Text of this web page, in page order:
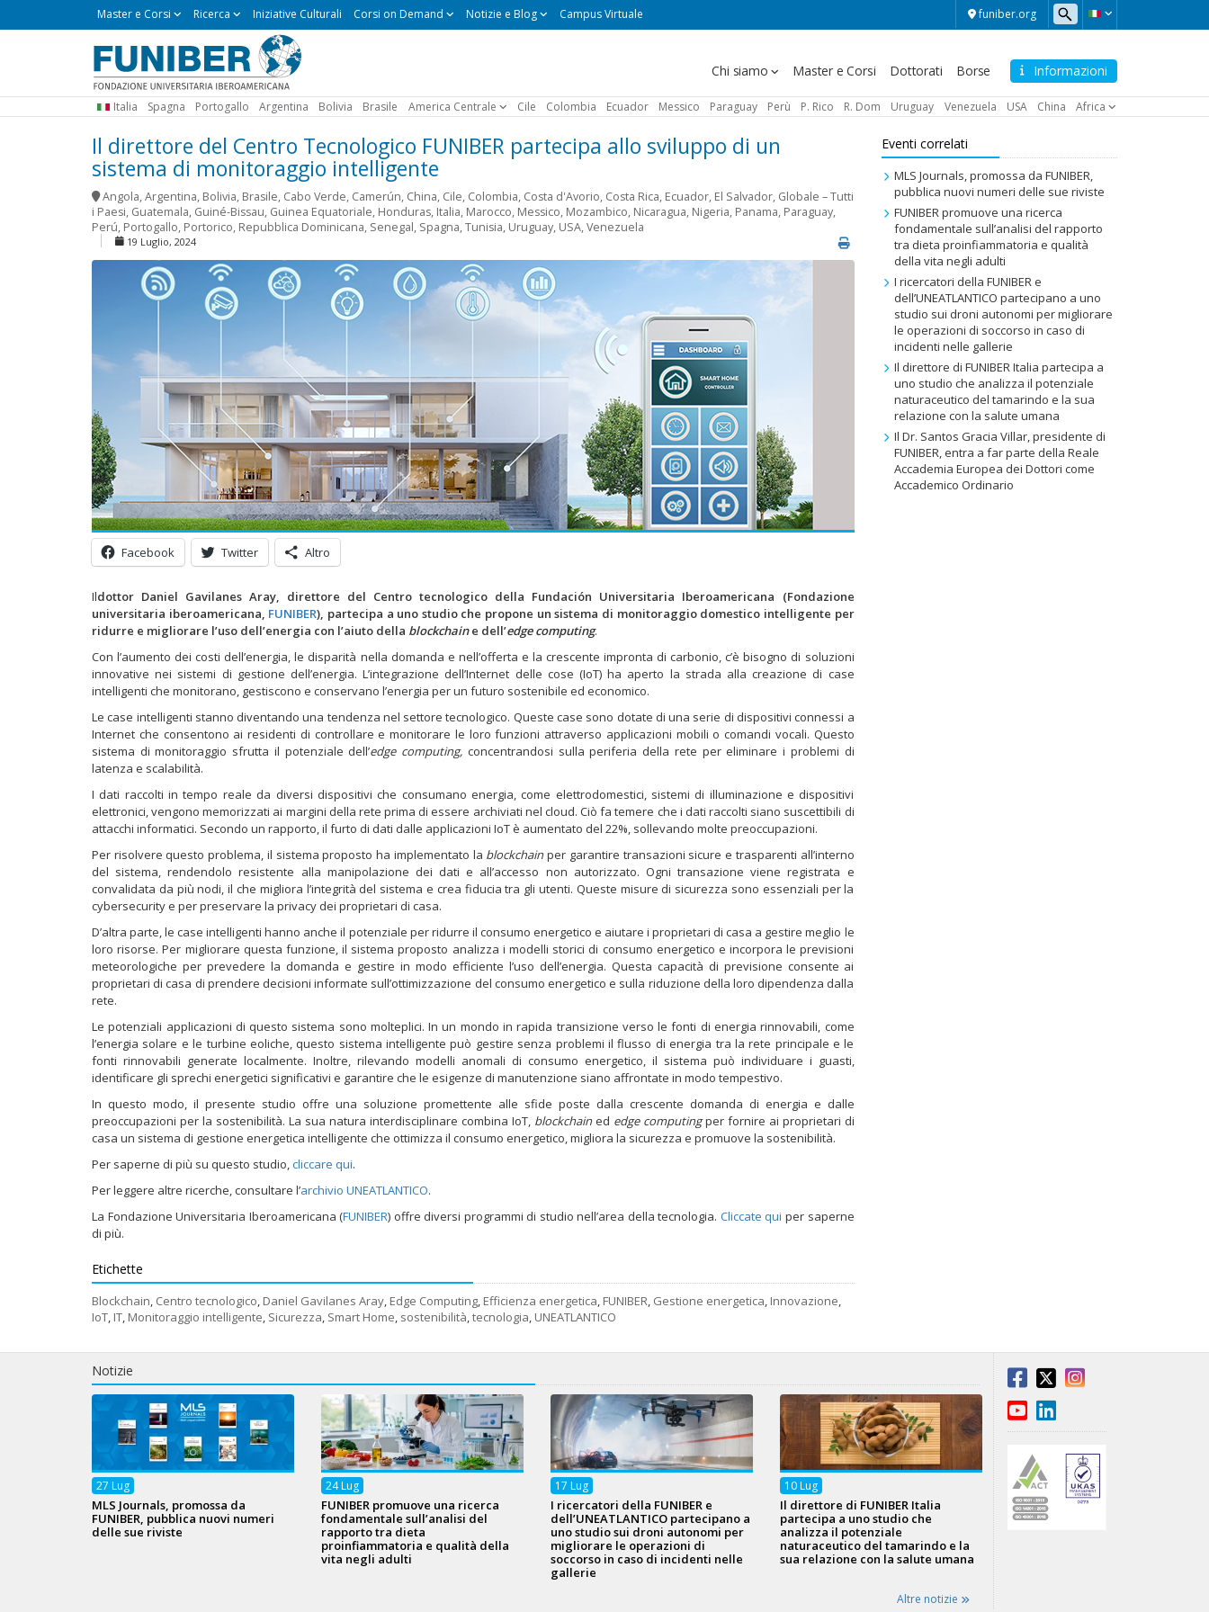
funiber.org
Master
Master e Corsi Ricerca Iniziative Culturali Corsi on Demand Notizie e Blog Campus Virtuale
Informazioni
Navegación
Chi siamo Master e Corsi Dottorati Borse
Italia Spagna Portogallo Argentina Bolivia Brasile America Centrale Cile Colombia Ecuador Messico Paraguay Perù P. Rico R. Dom Uruguay Venezuela USA China Africa
Il direttore del Centro Tecnologico FUNIBER partecipa allo sviluppo di un
sistema di monitoraggio intelligente
Angola,Argentina, Bolivia, Brasile, Cabo Verde, Camerún, China, Cile, Colombia, Costa d'Avorio, Costa Rica, Ecuador, El Salvador, Globale – Tutti
i Paesi, Guatemala, Guiné-Bissau, Guinea Equatoriale, Honduras, Italia, Marocco, Messico, Mozambico, Nicaragua, Nigeria, Panama, Paraguay,
Perú, Portogallo, Portorico, Repubblica Dominicana, Senegal, Spagna,Tunisia, Uruguay, USA,Venezuela
19 Luglio, 2024
Facebook Twitter Altro
Ildottor Daniel Gavilanes Aray, direttore del Centro tecnologico della Fundación Universitaria Iberoamericana (Fondazione
universitaria iberoamericana, FUNIBER), partecipa a uno studio che propone un sistema di monitoraggio domestico intelligente per
ridurre e migliorare l’uso dell’energia con l’aiuto della blockchaine dell’edge computing.
Con l’aumento dei costi dell’energia, le disparità nella domanda e nell’offerta e la crescente impronta di carbonio, c’è bisogno di soluzioni
innovative nei sistemi di gestione dell’energia. L’integrazione dell’Internet delle cose (IoT) ha aperto la strada alla creazione di case
intelligenti che monitorano, gestiscono e conservano l’energia per un futuro sostenibile ed economico.
Le case intelligenti stanno diventando una tendenza nel settore tecnologico. Queste case sono dotate di una serie di dispositivi connessi a
Internet che consentono ai residenti di controllare e monitorare le loro funzioni attraverso applicazioni mobili o comandi vocali. Questo
sistema di monitoraggio sfrutta il potenziale dell’edge computing, concentrandosi sulla periferia della rete per eliminare i problemi di
latenza e scalabilità.
I dati raccolti in tempo reale da diversi dispositivi che consumano energia, come elettrodomestici, sistemi di illuminazione e dispositivi
elettronici, vengono memorizzati ai margini della rete prima di essere archiviati nel cloud. Ciò fa temere che i dati raccolti siano suscettibili di
attacchi informatici. Secondo un rapporto, il furto di dati dalle applicazioni IoT è aumentato del 22%, sollevando molte preoccupazioni.
Per risolvere questo problema, il sistema proposto ha implementato la blockchainper garantire transazioni sicure e trasparenti all’interno
del sistema, rendendolo resistente alla manipolazione dei dati e all’accesso non autorizzato. Ogni transazione viene registrata e
convalidata da più nodi, il che migliora l’integrità del sistema e crea fiducia tra gli utenti. Queste misure di sicurezza sono essenziali per la
cybersecurity e per preservare la privacy dei proprietari di casa.
D’altra parte, le case intelligenti hanno anche il potenziale per ridurre il consumo energetico e aiutare i proprietari di casa a gestire meglio le
loro risorse. Per migliorare questa funzione, il sistema proposto analizza i modelli storici di consumo energetico e incorpora le previsioni
meteorologiche per prevedere la domanda e gestire in modo efficiente l’uso dell’energia. Questa capacità di previsione consente ai
proprietari di casa di prendere decisioni informate sull’ottimizzazione del consumo energetico e sulla riduzione della loro dipendenza dalla
rete.
Le potenziali applicazioni di questo sistema sono molteplici. In un mondo in rapida transizione verso le fonti di energia rinnovabili, come
l’energia solare e le turbine eoliche, questo sistema intelligente può gestire senza problemi il flusso di energia tra la rete principale e le
fonti rinnovabili generate localmente. Inoltre, rilevando modelli anomali di consumo energetico, il sistema può individuare i guasti,
identificare gli sprechi energetici significativi e garantire che le esigenze di manutenzione siano affrontate in modo tempestivo.
In questo modo, il presente studio offre una soluzione promettente alle sfide poste dalla crescente domanda di energia e dalle
preoccupazioni per la sostenibilità. La sua natura interdisciplinare combina IoT, blockchained edge computingper fornire ai proprietari di
casa un sistema di gestione energetica intelligente che ottimizza il consumo energetico, migliora la sicurezza e promuove la sostenibilità.
Per saperne di più su questo studio, cliccare qui.
Per leggere altre ricerche, consultare l’archivio UNEATLANTICO.
La Fondazione Universitaria Iberoamericana (FUNIBER) offre diversi programmi di studio nell’area della tecnologia. Cliccate qui per saperne
di più.
Etichette
Blockchain Centro tecnologico Daniel Gavilanes Aray Edge Computing Efficienza energetica FUNIBER Gestione energetica Innovazione
IoT IT Monitoraggio intelligente Sicurezza Smart Home sostenibilità tecnologia UNEATLANTICO
Eventi correlati
MLS Journals, promossa da FUNIBER,
pubblica nuovi numeri delle sue riviste
FUNIBER promuove una ricerca
fondamentale sull’analisi del rapporto
tra dieta proinfiammatoria e qualità
della vita negli adulti
I ricercatori della FUNIBER e
dell’UNEATLANTICO partecipano a uno
studio sui droni autonomi per migliorare
le operazioni di soccorso in caso di
incidenti nelle gallerie
Il direttore di FUNIBER Italia partecipa a
uno studio che analizza il potenziale
naturaceutico del tamarindo e la sua
relazione con la salute umana
Il Dr. Santos Gracia Villar, presidente di
FUNIBER, entra a far parte della Reale
Accademia Europea dei Dottori come
Accademico Ordinario
Notizie
27 Lug
MLS Journals, promossa da
FUNIBER, pubblica nuovi numeri
delle sue riviste
24 Lug
FUNIBER promuove una ricerca
fondamentale sull’analisi del
rapporto tra dieta
proinfiammatoria e qualità della
vita negli adulti
17 Lug
I ricercatori della FUNIBER e
dell’UNEATLANTICO partecipano a
uno studio sui droni autonomi per
migliorare le operazioni di
soccorso in caso di incidenti nelle
gallerie
10 Lug
Il direttore di FUNIBER Italia
partecipa a uno studio che
analizza il potenziale
naturaceutico del tamarindo e la
sua relazione con la salute umana
Altre notizie